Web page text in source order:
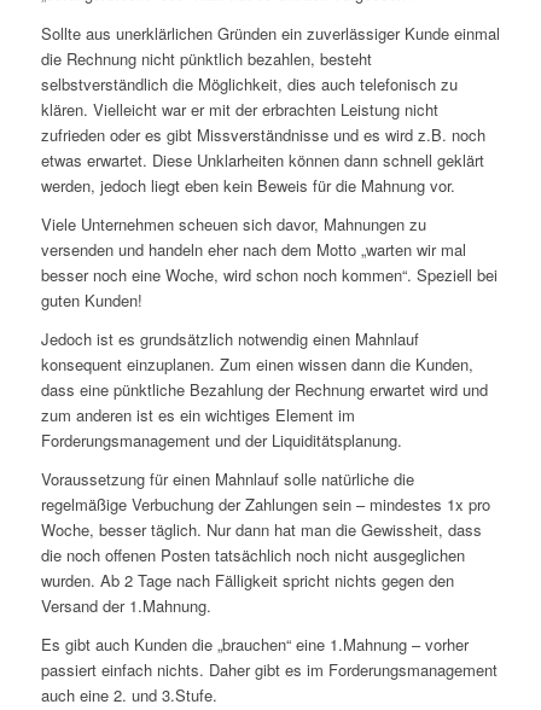
Sollte aus unerklärlichen Gründen ein zuverlässiger Kunde einmal
die Rechnung nicht pünktlich bezahlen, besteht
selbstverständlich die Möglichkeit, dies auch telefonisch zu
klären. Vielleicht war er mit der erbrachten Leistung nicht
zufrieden oder es gibt Missverständnisse und es wird z.B. noch
etwas erwartet. Diese Unklarheiten können dann schnell geklärt
werden, jedoch liegt eben kein Beweis für die Mahnung vor.
Viele Unternehmen scheuen sich davor, Mahnungen zu
versenden und handeln eher nach dem Motto „warten wir mal
besser noch eine Woche, wird schon noch kommen“. Speziell bei
guten Kunden!
Jedoch ist es grundsätzlich notwendig einen Mahnlauf
konsequent einzuplanen. Zum einen wissen dann die Kunden,
dass eine pünktliche Bezahlung der Rechnung erwartet wird und
zum anderen ist es ein wichtiges Element im
Forderungsmanagement und der Liquiditätsplanung.
Voraussetzung für einen Mahnlauf solle natürliche die
regelmäßige Verbuchung der Zahlungen sein – mindestes 1x pro
Woche, besser täglich. Nur dann hat man die Gewissheit, dass
die noch offenen Posten tatsächlich noch nicht ausgeglichen
wurden. Ab 2 Tage nach Fälligkeit spricht nichts gegen den
Versand der 1.Mahnung.
Es gibt auch Kunden die „brauchen“ eine 1.Mahnung – vorher
passiert einfach nichts. Daher gibt es im Forderungsmanagement
auch eine 2. und 3.Stufe.